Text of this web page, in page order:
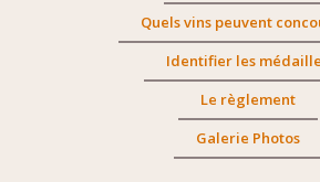
Quels vins peuvent
Identifier les
Le règlement
Galerie Photos